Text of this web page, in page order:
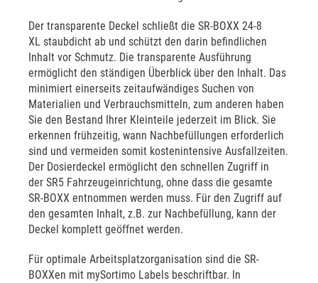
Der transparente Deckel schließt die SR-BOXX 24-8
XL staubdicht ab und schützt den darin befindlichen
Inhalt vor Schmutz. Die transparente Ausführung
ermöglicht den ständigen Überblick über den Inhalt. Das
minimiert einerseits zeitaufwändiges Suchen von
Materialien und Verbrauchsmitteln, zum anderen haben
Sie den Bestand Ihrer Kleinteile jederzeit im Blick. Sie
erkennen frühzeitig, wann Nachbefüllungen erforderlich
sind und vermeiden somit kostenintensive Ausfallzeiten.
Der Dosierdeckel ermöglicht den schnellen Zugriff in
der SR5 Fahrzeugeinrichtung, ohne dass die gesamte
SR-BOXX entnommen werden muss. Für den Zugriff auf
den gesamten Inhalt, z.B. zur Nachbefüllung, kann der
Deckel komplett geöffnet werden.
Für optimale Arbeitsplatzorganisation sind die SR-
BOXXen mit mySortimo Labels beschriftbar. In